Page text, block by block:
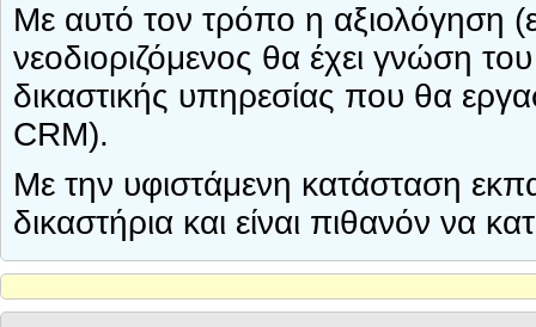
Με αυτό τον τρόπο η αξιολόγηση
νεοδιοριζόμενος θα έχει γνώση
δικαστικής υπηρεσίας που θα
CRM).
Με την υφιστάμενη κατάσταση
δικαστήρια και είναι πιθανόν να